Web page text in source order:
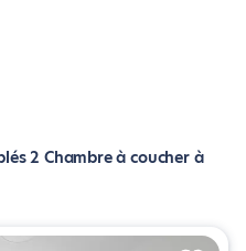
2 Chambre à coucher à